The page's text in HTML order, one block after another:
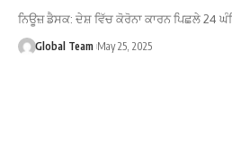
ਨਿਊਜ਼ ਡੈਸਕ: ਦੇਸ਼ ਵਿੱਚ ਕੋਰੋਨਾ ਕਾਰਨ ਪਿਛਲੇ 24
Global Team May 25, 2025